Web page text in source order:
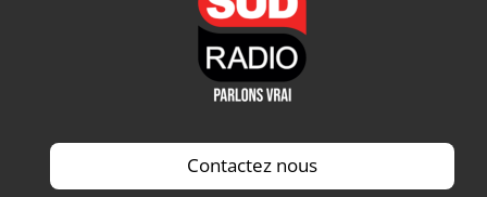
Contactez nous